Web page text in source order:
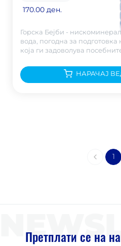
170.00 ден.
Горска Бејби -
вода, погодна за
која ги задоволува
НАРАЧАЈ
1
Претплати се на